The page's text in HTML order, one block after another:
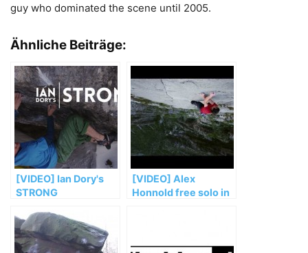
guy who dominated the scene until 2005.
Ähnliche Beiträge:
[VIDEO] Ian Dory's
STRONG
[VIDEO] Alex
Honnold free solo in